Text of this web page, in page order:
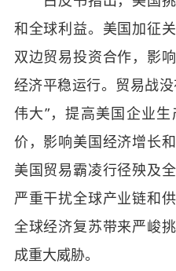
和全球利益。美国加征
双边贸易投资合作，影
经济平稳运行。贸易战
伟大”，提高美国企业
价，影响美国经济增长
美国贸易霸凌行径殃及
严重干扰全球产业链和
全球经济复苏带来严峻
成重大威胁。